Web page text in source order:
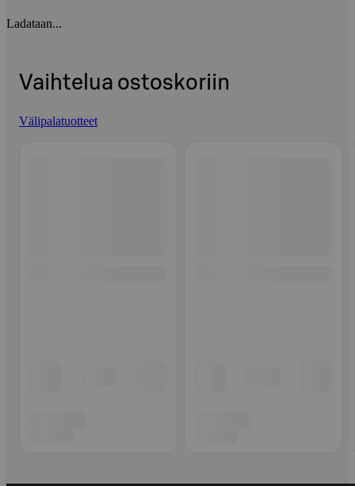
Ladataan...
Vaihtelua ostoskoriin
Välipalatuotteet